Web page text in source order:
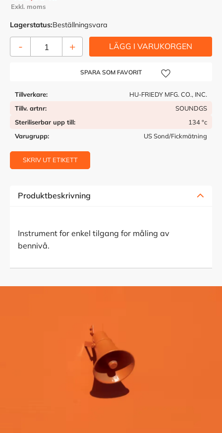
Lagerstatus Beställningsvara
+
-
Lägg till i önskelista
Tillverkare
HU-FRIEDY MFG. CO., INC.
Tillv. artnr
SOUNDGS
Steriliserbar upp till
134 °c
Varugrupp
US Sond/Fickmätning
SKRIV UT ETIKETT
Produktbeskrivning
Instrument for enkel tilgang for måling av
bennivå.